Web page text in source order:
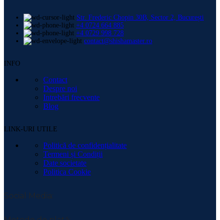
Str. Frederic Chopin 30B, Sector 2, București
+4 0724 664 885
+4 0729 998 728
contact@shishamaster.ro
INFO
Contact
Despre noi
Intrebări frecvente
Blog
LINK-URI UTILE
Politică de confidențialitate
Termeni și Condiții
Date societate
Politica Cookie
Social Media: